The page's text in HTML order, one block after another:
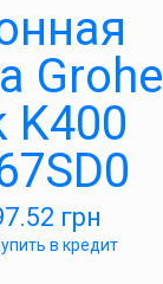
Grohe
K400
грн
в кредит